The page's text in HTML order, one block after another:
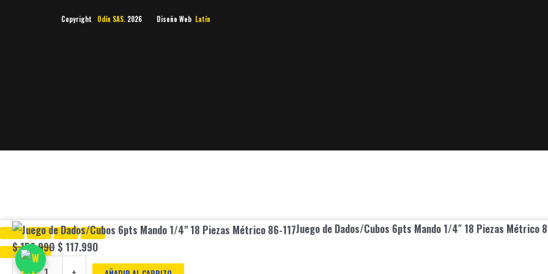
Copyright Odín SAS. 2026 Diseño Web Latín
Juego de Dados/Cubos 6pts Mando 1/4″ 18 Piezas Métrico
$159.990
Original
price
$ 117.990
Current
is:
Juego
de
Dados/Cubos